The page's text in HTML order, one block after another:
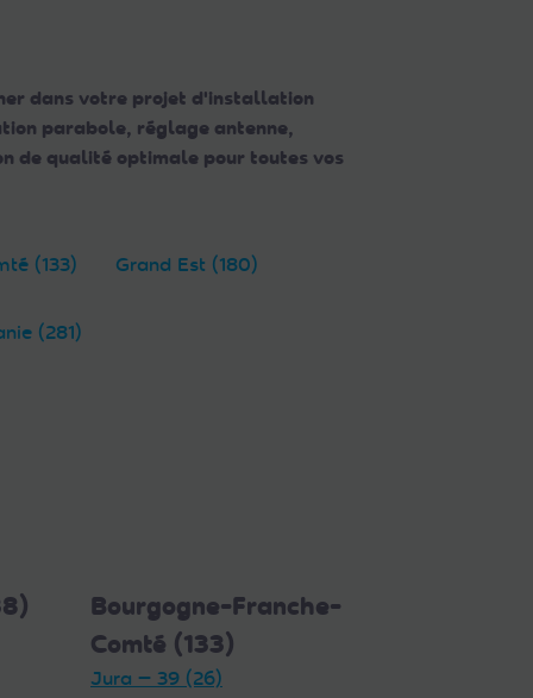
dans votre projet d'installation
parabole, réglage antenne,
de qualité optimale pour toutes vos
(133) Grand Est (180)
(281)
Bourgogne-Franche-
Comté (133)
Jura — 39 (26)